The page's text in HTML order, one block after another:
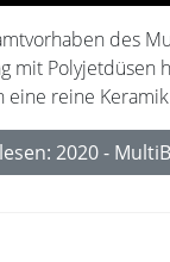
des
mit Polyjetdüsen
eine reine
2020 -